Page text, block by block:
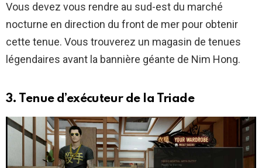
Vous devez vous rendre au sud-est du marché
nocturne en direction du front de mer pour obtenir
cette tenue. Vous trouverez un magasin de tenues
légendaires avant la bannière géante de Nim Hong.
3. Tenue d’exécuteur de la Triade